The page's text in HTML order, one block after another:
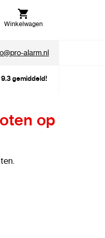
Winkelwagen
alarm.nl
gemiddeld!
op